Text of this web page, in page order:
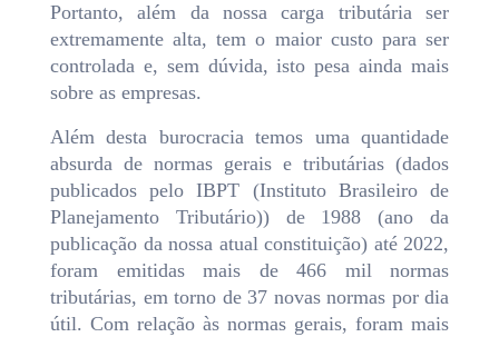
Portanto, além da nossa carga tributária ser
extremamente alta, tem o maior custo para ser
controlada e, sem dúvida, isto pesa ainda mais
sobre as empresas.
Além desta burocracia temos uma quantidade
absurda de normas gerais e tributárias (dados
publicados pelo IBPT (Instituto Brasileiro de
Planejamento Tributário)) de 1988 (ano da
publicação da nossa atual constituição) até 2022,
foram emitidas mais de 466 mil normas
tributárias, em torno de 37 novas normas por dia
útil. Com relação às normas gerais, foram mais